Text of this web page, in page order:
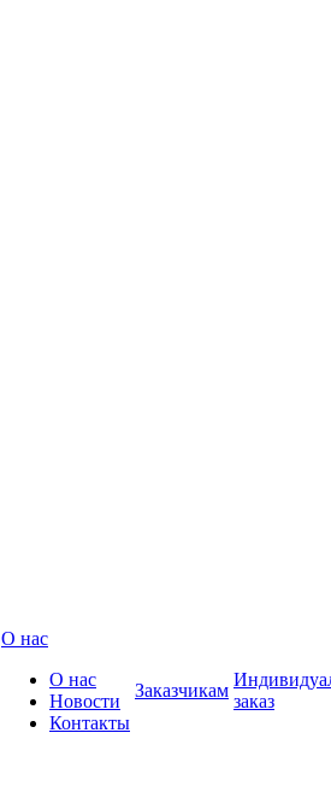
О нас
О нас
Новости
Контакты
Заказчикам
заказ